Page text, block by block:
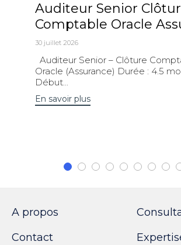
Auditeur Senior
Comptable Oracle
30 juillet 2026
Auditeur Senior – Clôture
Oracle (Assurance) Durée : 4.5
Début...
En savoir plus
A propos
Contact